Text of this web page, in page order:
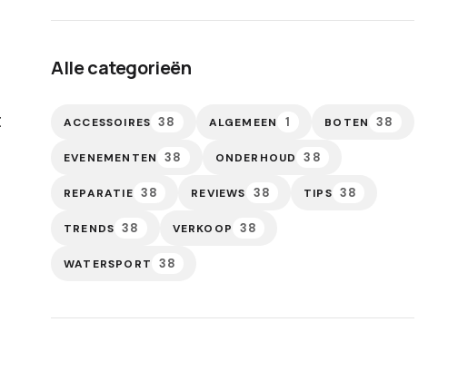
Alle categorieën
ACCESSOIRES 38 ALGEMEEN 1 BOTEN 38
EVENEMENTEN 38 ONDERHOUD 38
REPARATIE 38 REVIEWS 38 TIPS 38
TRENDS 38 VERKOOP 38
WATERSPORT 38